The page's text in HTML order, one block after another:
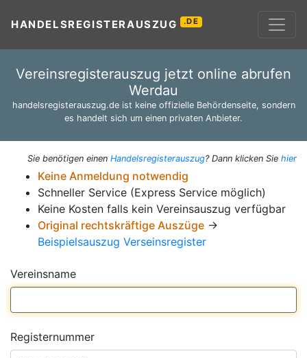
HANDELSREGISTERAUSZUG .DE
Vereinsregisterauszug jetzt online abrufen
Werdau
handelsregisterauszug.de ist keine offizielle Behördenseite, sondern
es handelt sich um einen privaten Anbieter.
Sie benötigen einen Handelsregisterauszug? Dann klicken Sie hier
Keine Anmeldung notwendig
Schneller Service (Express Service möglich)
Keine Kosten falls kein Vereinsauszug verfügbar
Original rechtskräftige Auszüge →
Beispielsauszug Verseinsregister
Vereinsname
Registernummer